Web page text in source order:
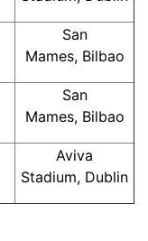
San
Mames, Bilbao
San
Mames, Bilbao
Aviva
Stadium, Dublin